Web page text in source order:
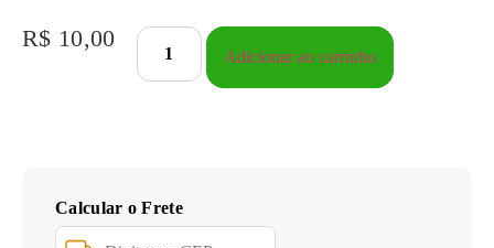
R$ 10,00
Adicionar ao carrinho
Calcular o Frete